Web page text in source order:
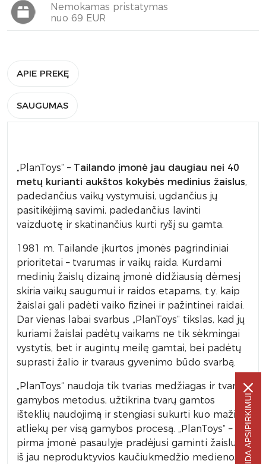
Nemokamas pristatymas
nuo 69 EUR
APIE PREKĘ
SAUGUMAS
„PlanToys“ – Tailando įmonė jau daugiau nei 40
metų kurianti aukštos kokybės medinius žaislus,
padedančius vaikų vystymuisi, ugdančius jų
pasitikėjimą savimi, padedančius lavinti
vaizduotę ir skatinančius kurti ryšį su gamta.
1981 m. Tailande įkurtos įmonės pagrindiniai
prioritetai – tvarumas ir vaikų raida. Kurdami
medinių žaislų dizainą įmonė didžiausią dėmesį
skiria vaikų saugumui ir raidos etapams, t.y. kaip
žaislai gali padėti vaiko fizinei ir pažintinei raidai.
Dar vienas labai svarbus „PlanToys“ tikslas, kad jų
kuriami žaislai padėtų vaikams ne tik sėkmingai
vystytis, bet ir augintų meilę gamtai, bei padėtų
suprasti žalio ir tvaraus gyvenimo būdo svarbą.
„PlanToys“ naudoja tik tvarias medžiagas ir tvarius
gamybos metodus, užtikrina tvarų gamtos
išteklių naudojimą ir stengiasi sukurti kuo mažiau
atliekų per visą gamybos procesą. „PlanToys“ –
pirma įmonė pasaulyje pradėjusi gaminti žaislus
iš jau neproduktyvios kaučiukmedžio medienos